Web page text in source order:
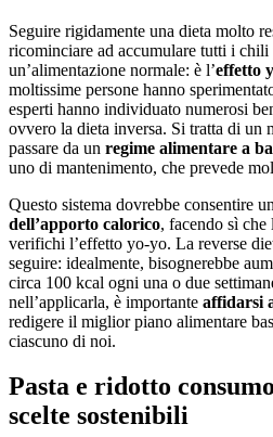
Seguire rigidamente una dieta molto
ricominciare ad accumulare tutti i chili
un’alimentazione normale: è l’effetto
moltissime persone hanno
esperti hanno individuato numerosi
ovvero la dieta inversa. Si tratta di un
passare da un regime alimentare a
uno di mantenimento, che prevede
Questo sistema dovrebbe consentire un
dell’apporto calorico, facendo sì che
verifichi l’effetto yo-yo. La reverse
seguire: idealmente, bisognerebbe
circa 100 kcal ogni una o due
nell’applicarla, è importante affidarsi
redigere il miglior piano alimentare
ciascuno di noi.
Pasta e ridotto
scelte sostenibili